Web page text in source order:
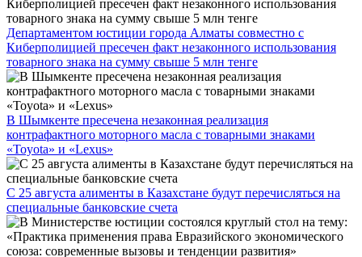
Департаментом юстиции города Алматы совместно с
Киберполицией пресечен факт незаконного использования
товарного знака на сумму свыше 5 млн тенге
В Шымкенте пресечена незаконная реализация
контрафактного моторного масла с товарными знаками
«Toyota» и «Lexus»
С 25 августа алименты в Казахстане будут перечисляться на
специальные банковские счета